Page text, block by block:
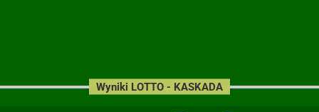
Wyniki LOTTO - KASKADA